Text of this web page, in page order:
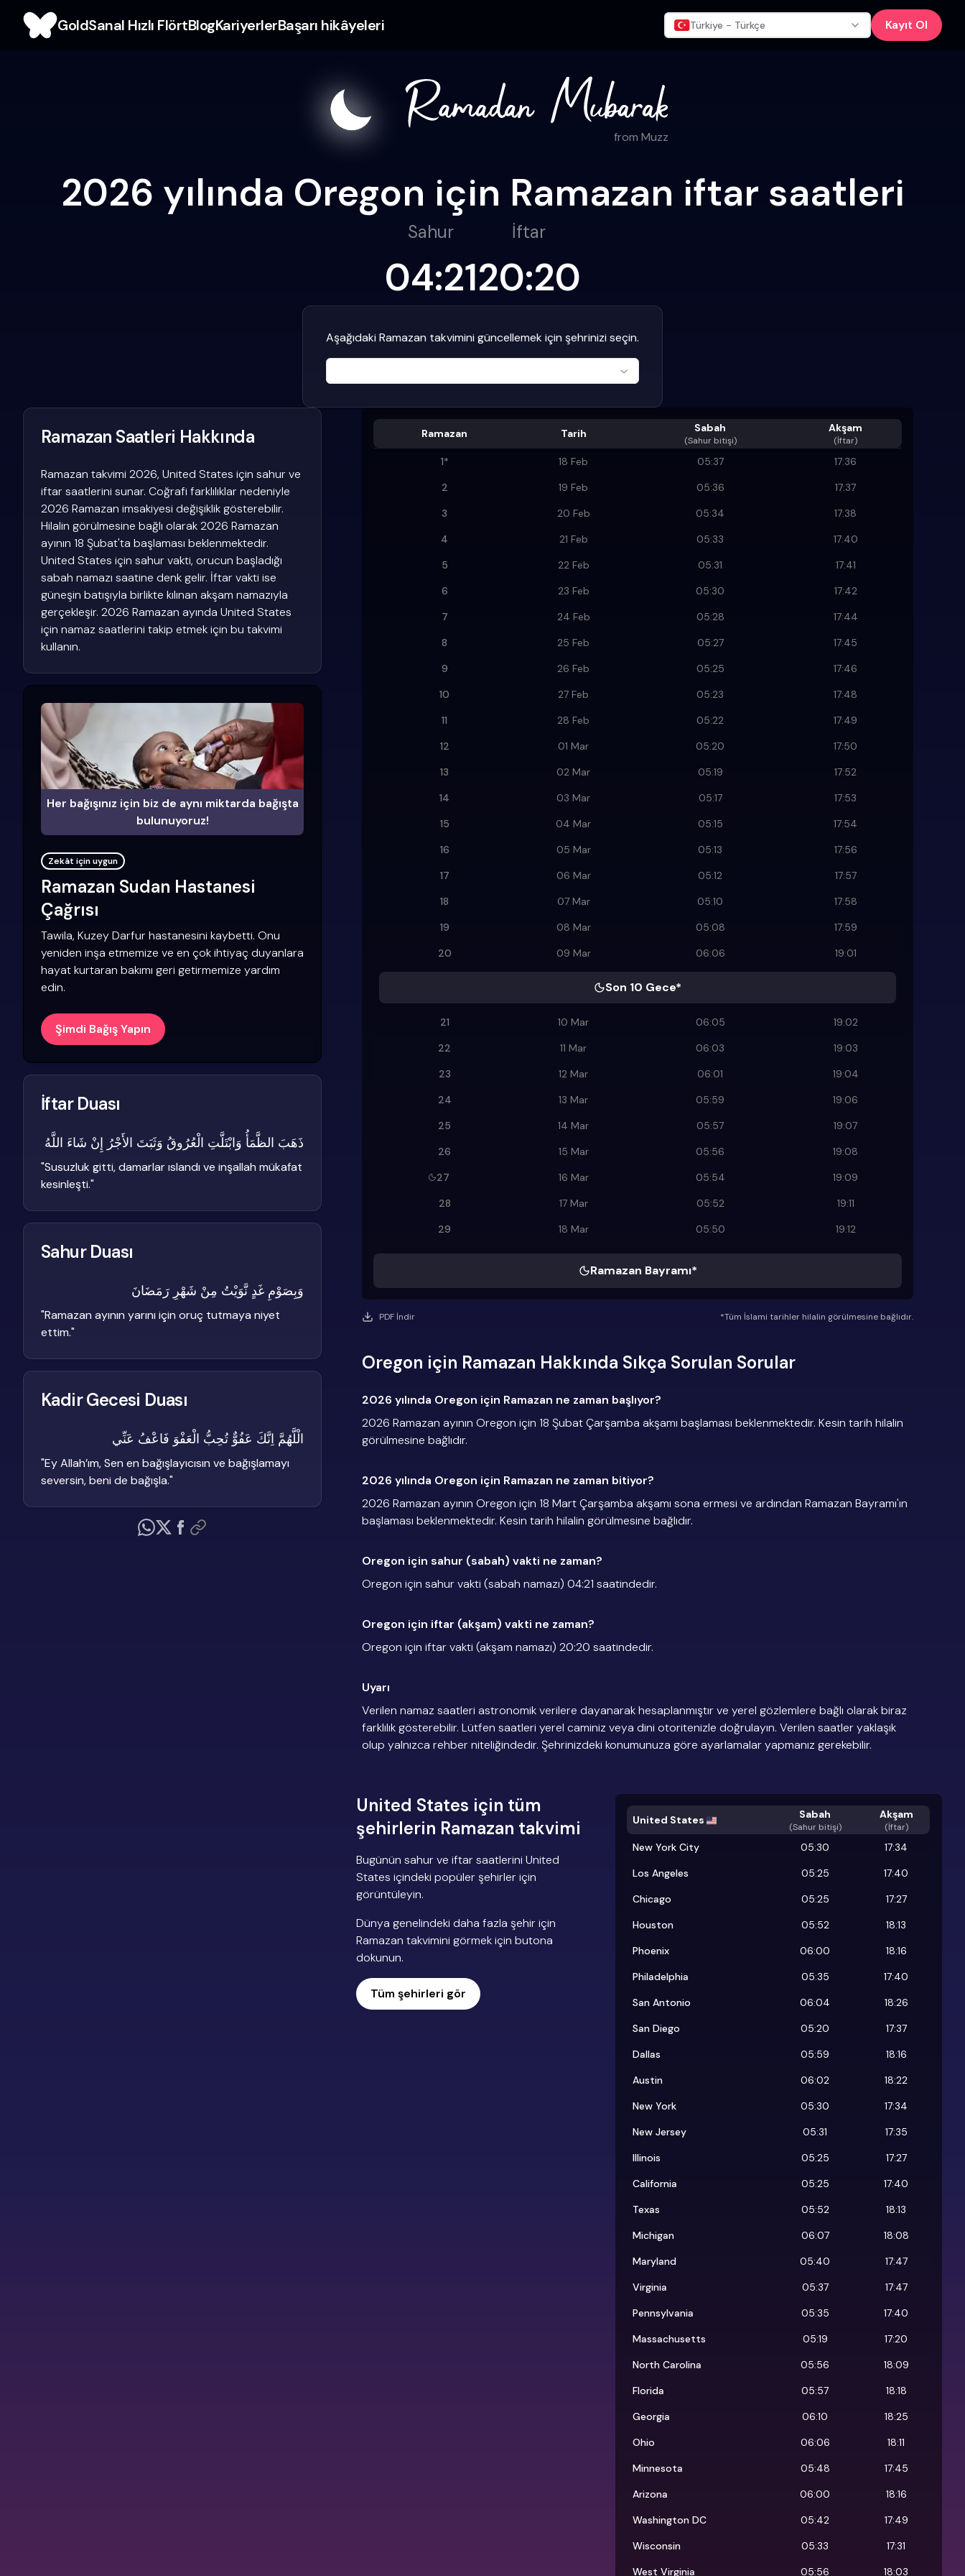
GoldSanal Hızlı FlörtBlogKariyerlerBaşarı hikâyeleri Türkiye - Türkçe Kayıt Ol
from Muzz
2026 yılında Oregon için Ramazan iftar saatleri
Sahur
04:21
İftar
20:20
Aşağıdaki Ramazan takvimini güncellemek için şehrinizi seçin.
Ramazan Tarih Sabah
(Sahur bitişi)
Akşam
(İftar)
1* 18 Feb 05:37
17:36
2
19 Feb 05:36
17:37
3
20 Feb 05:34
17:38
4
21 Feb 05:33
17:40
5
22 Feb 05:31
17:41
6
23 Feb 05:30
17:42
7
24 Feb 05:28
17:44
8
25 Feb 05:27
17:45
9
26 Feb 05:25
17:46
10
27 Feb 05:23
17:48
11
28 Feb 05:22
17:49
12
01 Mar 05:20
17:50
13
02 Mar 05:19
17:52
14
03 Mar 05:17
17:53
15
04 Mar 05:15
17:54
16
05 Mar 05:13
17:56
17
06 Mar 05:12
17:57
18
07 Mar 05:10
17:58
19
08 Mar 05:08
17:59
20
09 Mar 06:06 19:01
Son 10 Gece*
21 10 Mar 06:05
19:02
22
11 Mar 06:03
19:03
23
12 Mar 06:01
19:04
24
13 Mar 05:59
19:06
25
14 Mar 05:57
19:07
26
15 Mar 05:56
19:08
27
16 Mar 05:54
19:09
28
17 Mar 05:52
19:11
29
18 Mar 05:50 19:12
Ramazan Bayramı*
PDF İndir *Tüm İslami tarihler hilalin görülmesine bağlıdır.
Oregon için Ramazan Hakkında Sıkça Sorulan Sorular
2026 yılında Oregon için Ramazan ne zaman başlıyor?
2026 Ramazan ayının Oregon için 18 Şubat Çarşamba akşamı başlaması beklenmektedir. Kesin tarih hilalin
görülmesine bağlıdır.
2026 yılında Oregon için Ramazan ne zaman bitiyor?
2026 Ramazan ayının Oregon için 18 Mart Çarşamba akşamı sona ermesi ve ardından Ramazan Bayramı'ın
başlaması beklenmektedir. Kesin tarih hilalin görülmesine bağlıdır.
Oregon için sahur (sabah) vakti ne zaman?
Oregon için sahur vakti (sabah namazı) 04:21 saatindedir.
Oregon için iftar (akşam) vakti ne zaman?
Oregon için iftar vakti (akşam namazı) 20:20 saatindedir.
Uyarı
Verilen namaz saatleri astronomik verilere dayanarak hesaplanmıştır ve yerel gözlemlere bağlı olarak biraz
farklılık gösterebilir. Lütfen saatleri yerel caminiz veya dini otoritenizle doğrulayın. Verilen saatler yaklaşık
olup yalnızca rehber niteliğindedir. Şehrinizdeki konumunuza göre ayarlamalar yapmanız gerekebilir.
United States için tüm
şehirlerin Ramazan takvimi
Bugünün sahur ve iftar saatlerini United
States içindeki popüler şehirler için
görüntüleyin.
Dünya genelindeki daha fazla şehir için
Ramazan takvimini görmek için butona
dokunun.
Tüm şehirleri gör
United States Sabah
(Sahur bitişi)
Akşam
(İftar)
New York City 05:30
17:34
Los Angeles
05:25
17:40
Chicago
05:25
17:27
Houston
05:52
18:13
Phoenix
06:00
18:16
Philadelphia
05:35
17:40
San Antonio
06:04
18:26
San Diego
05:20
17:37
Dallas
05:59
18:16
Austin
06:02
18:22
New York
05:30
17:34
New Jersey
05:31
17:35
Illinois
05:25
17:27
California
05:25
17:40
Texas
05:52
18:13
Michigan
06:07
18:08
Maryland
05:40
17:47
Virginia
05:37
17:47
Pennsylvania
05:35
17:40
Massachusetts
05:19
17:20
North Carolina
05:56
18:09
Florida
05:57
18:18
Georgia
06:10
18:25
Ohio
06:06
18:11
Minnesota
05:48
17:45
Arizona
06:00
18:16
Washington DC
05:42
17:49
Wisconsin
05:33
17:31
West Virginia
05:56 18:03
Ramazan Saatleri Hakkında
Ramazan takvimi 2026, United States için sahur ve
iftar saatlerini sunar. Coğrafi farklılıklar nedeniyle
2026 Ramazan imsakiyesi değişiklik gösterebilir.
Hilalin görülmesine bağlı olarak 2026 Ramazan
ayının 18 Şubat'ta başlaması beklenmektedir.
United States için sahur vakti, orucun başladığı
sabah namazı saatine denk gelir. İftar vakti ise
güneşin batışıyla birlikte kılınan akşam namazıyla
gerçekleşir. 2026 Ramazan ayında United States
için namaz saatlerini takip etmek için bu takvimi
kullanın.
Her bağışınız için biz de aynı miktarda bağışta
bulunuyoruz!
Zekât için uygun
Ramazan Sudan Hastanesi
Çağrısı
Tawila, Kuzey Darfur hastanesini kaybetti. Onu
yeniden inşa etmemize ve en çok ihtiyaç duyanlara
hayat kurtaran bakımı geri getirmemize yardım
edin.
Şimdi Bağış Yapın
İftar Duası
ذَهَبَ الظَّمَأُ وَابْتَلَّتِ الْعُرُوقُ وَثَبَتَ الأَجْرُ إِنْ شَاءَ اللَّهُ
"Susuzluk gitti, damarlar ıslandı ve inşallah mükafat
kesinleşti."
Sahur Duası
وَبِصَوْمِ غَدٍ نَّوَيْتُ مِنْ شَهْرِ رَمَضَانَ
"Ramazan ayının yarını için oruç tutmaya niyet
ettim."
Kadir Gecesi Duası
الْلَّهُمَّ اِنَّكَ عَفُوٌّ تُحِبُّ الْعَفْوَ فَاعْفُ عَنِّي
"Ey Allah’ım, Sen en bağışlayıcısın ve bağışlamayı
seversin, beni de bağışla."